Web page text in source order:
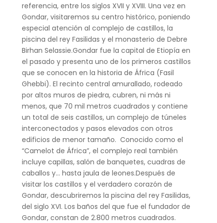
referencia, entre los siglos XVII y XVIII. Una vez en
Gondar, visitaremos su centro histórico, poniendo
especial atención al complejo de castillos, la
piscina del rey Fasilidas y el monasterio de Debre
Birhan Selassie.Gondar fue la capital de Etiopía en
el pasado y presenta uno de los primeros castillos
que se conocen en la historia de África (Fasil
Ghebbi). El recinto central amurallado, rodeado
por altos muros de piedra, cubren, ni más ni
menos, que 70 mil metros cuadrados y contiene
un total de seis castillos, un complejo de túneles
interconectados y pasos elevados con otros
edificios de menor tamaño. Conocido como el
“Camelot de África”, el complejo real también
incluye capillas, salón de banquetes, cuadras de
caballos y… hasta jaula de leones.Después de
visitar los castillos y el verdadero corazón de
Gondar, descubriremos la piscina del rey Fasilidas,
del siglo XVI. Los baños del que fue el fundador de
Gondar, constan de 2.800 metros cuadrados.